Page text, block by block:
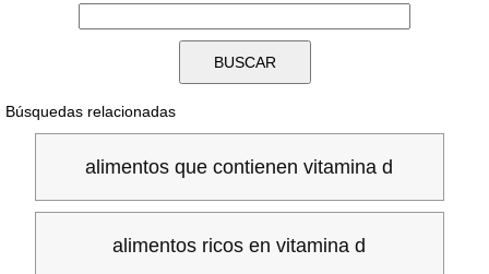
Búsquedas relacionadas
alimentos que contienen vitamina d
alimentos ricos en vitamina d